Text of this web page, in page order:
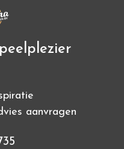
aanvragen